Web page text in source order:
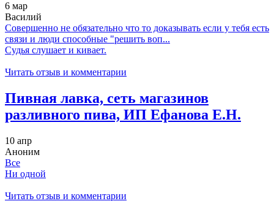
6 мар
Василий
Совершенно не обязательно что то доказывать если у тебя есть
связи и люди способные "решить воп...
Судья слушает и кивает.
Читать отзыв и комментарии
Пивная лавка, сеть магазинов
разливного пива, ИП Ефанова Е.Н.
10 апр
Аноним
Все
Ни одной
Читать отзыв и комментарии